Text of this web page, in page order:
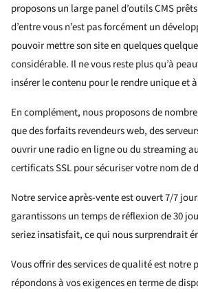
proposons un large panel d’outils CMS
d’entre vous n’est pas forcément un
pouvoir mettre son site en quelques
considérable. Il ne vous reste plus qu’à
insérer le contenu pour le rendre unique et
En complément, nous proposons de
que des forfaits revendeurs web, des
ouvrir une radio en ligne ou du streaming
certificats SSL pour sécuriser votre nom de
Notre service après-vente est ouvert 7/7
garantissons un temps de réflexion de 30
seriez insatisfait, ce qui nous surprendrait
Vous offrir des services de qualité est
répondons à vos exigences en terme de